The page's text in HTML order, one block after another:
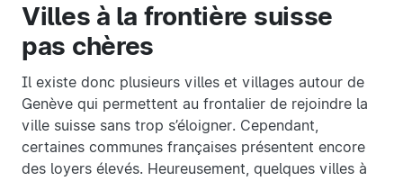
Villes à la frontière suisse
pas chères
Il existe donc plusieurs villes et villages autour de
Genève qui permettent au frontalier de rejoindre la
ville suisse sans trop s’éloigner. Cependant,
certaines communes françaises présentent encore
des loyers élevés. Heureusement, quelques villes à